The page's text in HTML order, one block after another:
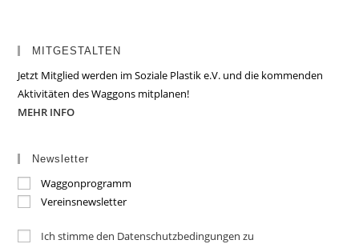
MITGESTALTEN
Jetzt Mitglied werden im Soziale Plastik e.V. und die kommenden
Aktivitäten des Waggons mitplanen!
MEHR INFO
Newsletter
Waggonprogramm
Vereinsnewsletter
Ich stimme den Datenschutzbedingungen zu